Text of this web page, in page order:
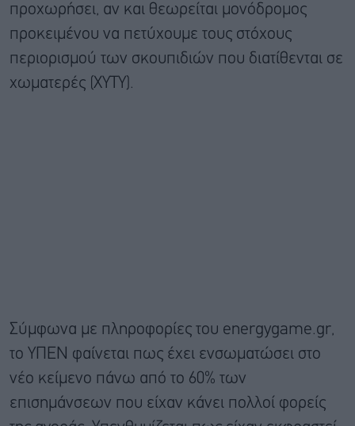
προχωρήσει, αν και θεωρείται μονόδρομος
προκειμένου να πετύχουμε τους στόχους
περιορισμού των σκουπιδιών που διατίθενται σε
χωματερές (ΧΥΤΥ).
Σύμφωνα με πληροφορίες του energygame.gr,
το ΥΠΕΝ φαίνεται πως έχει ενσωματώσει στο
νέο κείμενο πάνω από το 60% των
επισημάνσεων που είχαν κάνει πολλοί φορείς